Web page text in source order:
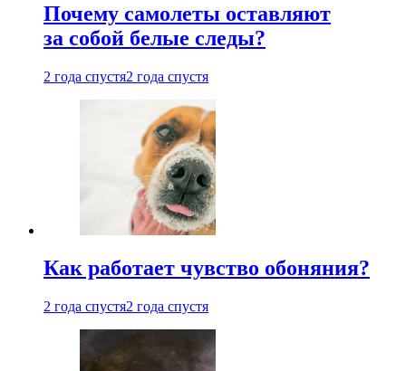
Почему самолеты оставляют
за собой белые следы?
2 года спустя2 года спустя
Как работает чувство обоняния?
2 года спустя2 года спустя